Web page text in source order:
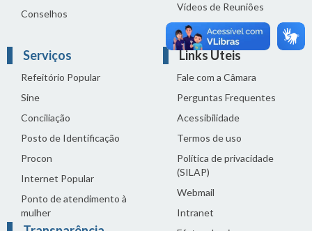
Conselhos
Vídeos de Reuniões
Solenidades
Serviços
Refeitório Popular
Sine
Conciliação
Posto de Identificação
Procon
Internet Popular
Ponto de atendimento à
mulher
Links Úteis
Fale com a Câmara
Perguntas Frequentes
Acessibilidade
Termos de uso
Política de privacidade
(SILAP)
Webmail
Intranet